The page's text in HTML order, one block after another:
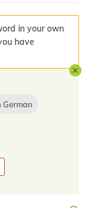
in your own
have
German